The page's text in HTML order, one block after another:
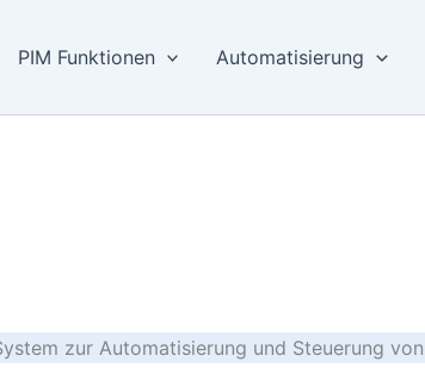
PIM Funktionen Automatisierung
zur Automatisierung und Steuerung